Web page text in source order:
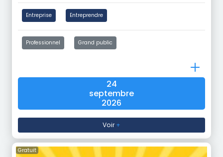
Entreprise Entreprendre
Professionnel Grand public
24
septembre
2026
Voir+
Gratuit